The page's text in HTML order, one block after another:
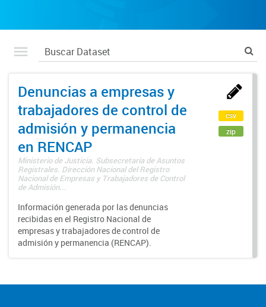
Denuncias a empresas y
trabajadores de control de
admisión y permanencia
en RENCAP
Ministerio de Justicia. Subsecretaría de Asuntos
Registrales. Dirección Nacional del Registro
Nacional de Empresas y Trabajadores de Control
de Admisión...
Información generada por las denuncias
recibidas en el Registro Nacional de
empresas y trabajadores de control de
admisión y permanencia (RENCAP).
csv
zip